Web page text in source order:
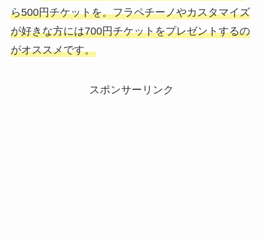
ら500円チケットを。フラペチーノやカスタマイズ
が好きな方には700円チケットをプレゼントするの
がオススメです。
スポンサーリンク